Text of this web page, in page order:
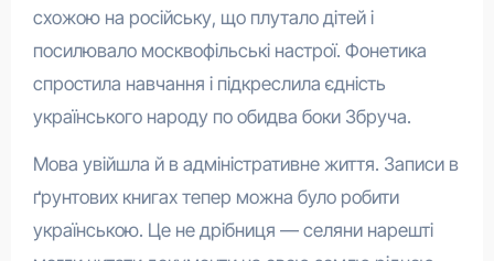
схожою на російську, що плутало дітей і
посилювало москвофільські настрої. Фонетика
спростила навчання і підкреслила єдність
українського народу по обидва боки Збруча.
Мова увійшла й в адміністративне життя. Записи в
ґрунтових книгах тепер можна було робити
українською. Це не дрібниця — селяни нарешті